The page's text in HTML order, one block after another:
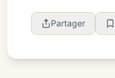
Partager